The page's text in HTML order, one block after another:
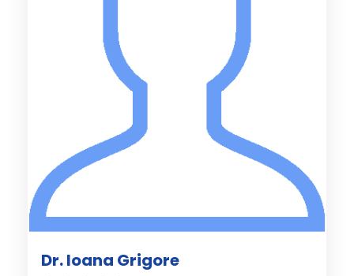
Dr. Ioana Grigore